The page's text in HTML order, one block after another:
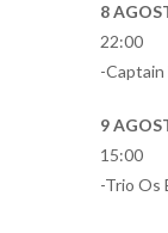
8
22:00
-Captain
9
15:00
-Trio Os